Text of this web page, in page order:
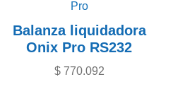
Balanza liquidadora
Onix Pro RS232
$770.092